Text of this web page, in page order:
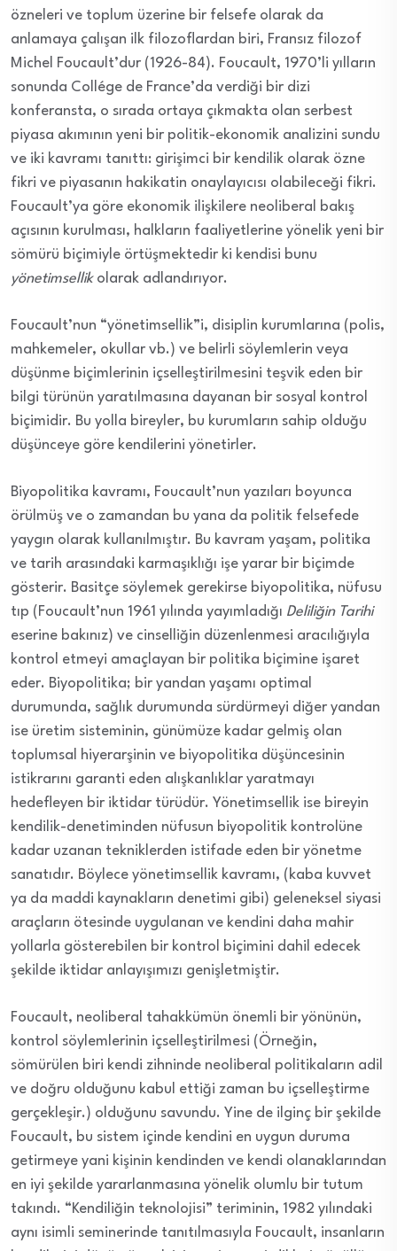
özneleri ve toplum üzerine bir felsefe olarak da
anlamaya çalışan ilk filozoflardan biri, Fransız filozof
Michel Foucault’dur (1926-84). Foucault, 1970’li yılların
sonunda Collége de France’da verdiği bir dizi
konferansta, o sırada ortaya çıkmakta olan serbest
piyasa akımının yeni bir politik-ekonomik analizini sundu
ve iki kavramı tanıttı: girişimci bir kendilik olarak özne
fikri ve piyasanın hakikatin onaylayıcısı olabileceği fikri.
Foucault’ya göre ekonomik ilişkilere neoliberal bakış
açısının kurulması, halkların faaliyetlerine yönelik yeni bir
sömürü biçimiyle örtüşmektedir ki kendisi bunu
yönetimsellikolarak adlandırıyor.
Foucault’nun “yönetimsellik”i, disiplin kurumlarına (polis,
mahkemeler, okullar vb.) ve belirli söylemlerin veya
düşünme biçimlerinin içselleştirilmesini teşvik eden bir
bilgi türünün yaratılmasına dayanan bir sosyal kontrol
biçimidir. Bu yolla bireyler, bu kurumların sahip olduğu
düşünceye göre kendilerini yönetirler.
Biyopolitika kavramı, Foucault’nun yazıları boyunca
örülmüş ve o zamandan bu yana da politik felsefede
yaygın olarak kullanılmıştır. Bu kavram yaşam, politika
ve tarih arasındaki karmaşıklığı işe yarar bir biçimde
gösterir. Basitçe söylemek gerekirse biyopolitika, nüfusu
tıp (Foucault’nun 1961 yılında yayımladığı Deliliğin Tarihi
eserine bakınız) ve cinselliğin düzenlenmesi aracılığıyla
kontrol etmeyi amaçlayan bir politika biçimine işaret
eder. Biyopolitika; bir yandan yaşamı optimal
durumunda, sağlık durumunda sürdürmeyi diğer yandan
ise üretim sisteminin, günümüze kadar gelmiş olan
toplumsal hiyerarşinin ve biyopolitika düşüncesinin
istikrarını garanti eden alışkanlıklar yaratmayı
hedefleyen bir iktidar türüdür. Yönetimsellik ise bireyin
kendilik-denetiminden nüfusun biyopolitik kontrolüne
kadar uzanan tekniklerden istifade eden bir yönetme
sanatıdır. Böylece yönetimsellik kavramı, (kaba kuvvet
ya da maddi kaynakların denetimi gibi) geleneksel siyasi
araçların ötesinde uygulanan ve kendini daha mahir
yollarla gösterebilen bir kontrol biçimini dahil edecek
şekilde iktidar anlayışımızı genişletmiştir.
Foucault, neoliberal tahakkümün önemli bir yönünün,
kontrol söylemlerinin içselleştirilmesi (Örneğin,
sömürülen biri kendi zihninde neoliberal politikaların adil
ve doğru olduğunu kabul ettiği zaman bu içselleştirme
gerçekleşir.) olduğunu savundu. Yine de ilginç bir şekilde
Foucault, bu sistem içinde kendini en uygun duruma
getirmeye yani kişinin kendinden ve kendi olanaklarından
en iyi şekilde yararlanmasına yönelik olumlu bir tutum
takındı. “Kendiliğin teknolojisi” teriminin, 1982 yılındaki
aynı isimli seminerinde tanıtılmasıyla Foucault, insanların